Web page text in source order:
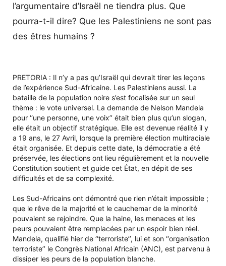
l’argumentaire d’Israël ne tiendra plus. Que
pourra-t-il dire? Que les Palestiniens ne sont pas
des êtres humains ?
PRETORIA : Il n’y a pas qu’Israël qui devrait tirer les leçons
de l’expérience Sud-Africaine. Les Palestiniens aussi. La
bataille de la population noire s’est focalisée sur un seul
thème : le vote universel. La demande de Nelson Mandela
pour ‘‘une personne, une voix’’ était bien plus qu’un slogan,
elle était un objectif stratégique. Elle est devenue réalité il y
a 19 ans, le 27 Avril, lorsque la première élection multiraciale
était organisée. Et depuis cette date, la démocratie a été
préservée, les élections ont lieu régulièrement et la nouvelle
Constitution soutient et guide cet État, en dépit de ses
difficultés et de sa complexité.
Les Sud-Africains ont démontré que rien n’était impossible ;
que le rêve de la majorité et le cauchemar de la minorité
pouvaient se rejoindre. Que la haine, les menaces et les
peurs pouvaient être remplacées par un espoir bien réel.
Mandela, qualifié hier de ‘‘terroriste’’, lui et son ‘‘organisation
terroriste’’ le Congrès National Africain (ANC), est parvenu à
dissiper les peurs de la population blanche.